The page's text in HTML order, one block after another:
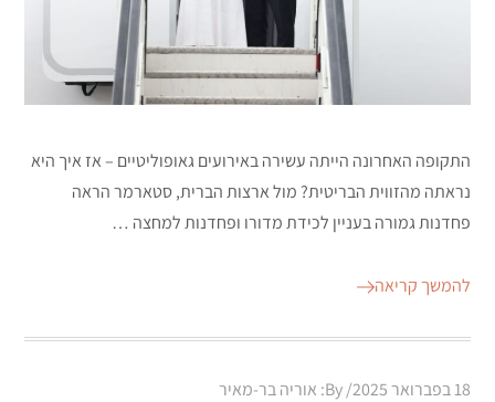
התקופה האחרונה הייתה עשירה באירועים גאופוליטיים – אז איך היא
נראתה מהזווית הבריטית? מול ארצות הברית, סטארמר הראה
פחדנות גמורה בעניין לכידת מדורו ופחדנות למחצה …
להמשך קריאה
Posted
18 בפברואר 2025 By: אוריה בר-מאיר